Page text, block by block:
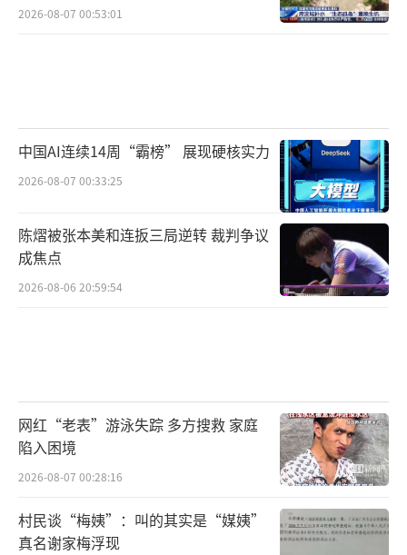
2026-08-07 00:53:01
中国AI连续14周“霸榜” 展现硬核实力
2026-08-07 00:33:25
陈熠被张本美和连扳三局逆转 裁判争议
成焦点
2026-08-06 20:59:54
网红“老表”游泳失踪 多方搜救 家庭
陷入困境
2026-08-07 00:28:16
村民谈“梅姨”：叫的其实是“媒姨”
真名谢家梅浮现